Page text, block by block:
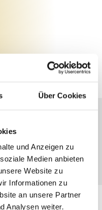
Über Cookies
und Anzeigen zu
Medien anbieten
Website zu
Informationen zu
an unsere Partner
Analysen weiter.